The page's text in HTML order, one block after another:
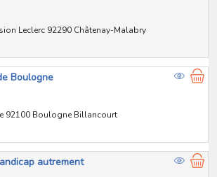
Leclerc 92290 Châtenay-Malabry
Boulogne
92100 Boulogne Billancourt
autrement